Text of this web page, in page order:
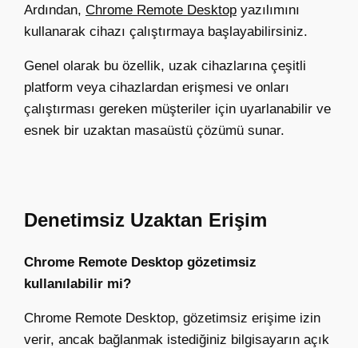
Ardından, Chrome Remote Desktop yazılımını
kullanarak cihazı çalıştırmaya başlayabilirsiniz.
Genel olarak bu özellik, uzak cihazlarına çeşitli
platform veya cihazlardan erişmesi ve onları
çalıştırması gereken müşteriler için uyarlanabilir ve
esnek bir uzaktan masaüstü çözümü sunar.
Denetimsiz Uzaktan Erişim
Chrome Remote Desktop gözetimsiz
kullanılabilir mi?
Chrome Remote Desktop, gözetimsiz erişime izin
verir, ancak bağlanmak istediğiniz bilgisayarın açık